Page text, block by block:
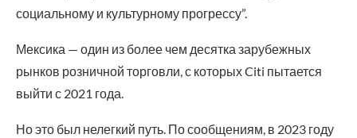
социальному и культурному прогрессу”.
Мексика — один из более чем десятка зарубежных
рынков розничной торговли, с которых Citi пытается
выйти с 2021 года.
Но это был нелегкий путь. По сообщениям, в 2023 году